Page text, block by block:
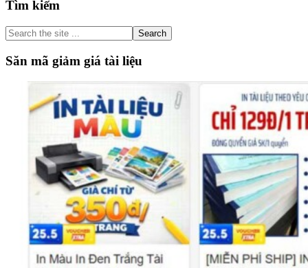
Primary
Sidebar
Tìm kiếm
Search
the
site
...
Săn mã giảm giá tài liệu